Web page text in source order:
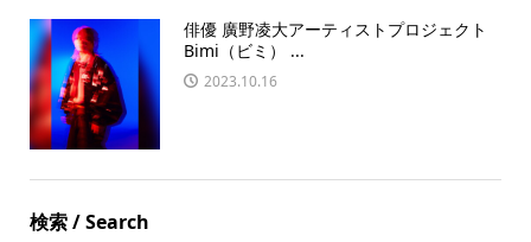
俳優 廣野凌大アーティストプロジェクト
Bimi（ビミ） ...
2023.10.16
検索 / Search